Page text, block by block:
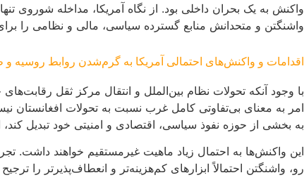
واکنش به یک بحران داخلی بود. از نگاه آمریکا، مداخله
واشنگتن و متحدانش منابع گسترده سیاسی، مالی و نظامی را
اقدامات و واکنش‌های احتمالی آمریکا به گرم‌شدن روابط روسیه و
با وجود آنکه تحولات نظام بین‌الملل و انتقال مرکز ثقل
امر به معنای بی‌تفاوتی کامل غرب نسبت به تحولات افغانستان
به بخشی از حوزه نفوذ سیاسی، اقتصادی و امنیتی خود تبدیل
این واکنش‌ها به احتمال زیاد ماهیت غیرمستقیم خواهند داشت.
رو، واشنگتن احتمالاً ابزارهای کم‌هزینه‌تر و انعطاف‌پذیرتر را